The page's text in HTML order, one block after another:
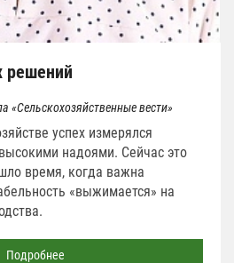
решений
«Сельскохозяйственные вести»
успех измерялся
надоями. Сейчас это
время, когда важна
«выжимается» на
Подробнее